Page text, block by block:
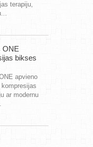
terapiju,
ONE
bikses
apvieno
ar modernu